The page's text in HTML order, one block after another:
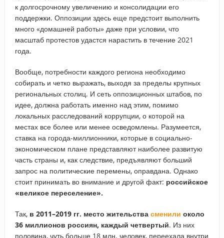
к долгосрочному увеличению и консолидации его
поддержки. Оппозиции здесь еще предстоит выполнить
много «домашней работы» даже при условии, что
масштаб протестов удастся нарастить в течение 2021
года.
Вообще, потребности каждого региона необходимо
собирать и четко выражать, выходя за пределы крупных
региональных столиц. И сеть оппозиционных штабов, по
идее, должна работать именно над этим, помимо
локальных расследований коррупции, о которой на
местах все более или менее осведомлены. Разумеется,
ставка на города-миллионники, которые в социально-
экономическом плане представляют наиболее развитую
часть страны и, как следствие, предъявляют больший
запрос на политические перемены, оправдана. Однако
стоит принимать во внимание и другой факт: российское
«великое переселение».
Так, в 2011–2019 гг. место жительства сменили около
36 миллионов россиян, каждый четвертый. Из них
половина, чуть больше 18 млн. человек, переехала внутри